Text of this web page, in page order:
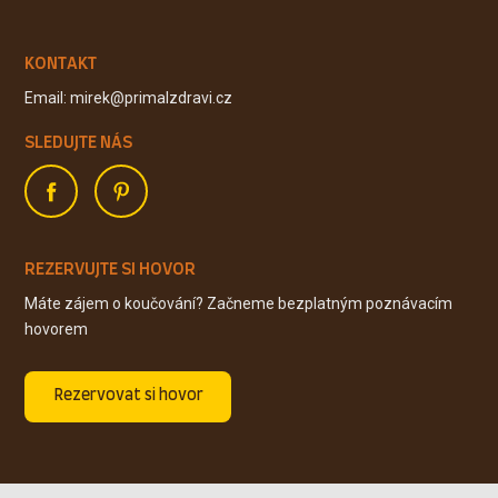
KONTAKT
Email: mirek@primalzdravi.cz
SLEDUJTE NÁS
REZERVUJTE SI HOVOR
Máte zájem o koučování? Začneme bezplatným poznávacím
hovorem
Rezervovat si hovor